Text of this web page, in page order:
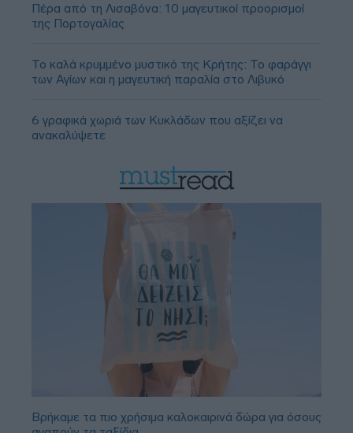
Πέρα από τη Λισαβόνα: 10 μαγευτικοί προορισμοί
της Πορτογαλίας
Το καλά κρυμμένο μυστικό της Κρήτης: Το φαράγγι
των Αγίων και η μαγευτική παραλία στο Λιβυκό
6 γραφικά χωριά των Κυκλάδων που αξίζει να
ανακαλύψετε
Βρήκαμε τα πιο χρήσιμα καλοκαιρινά δώρα για όσους